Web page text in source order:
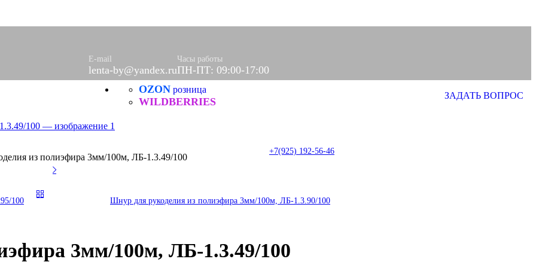
E-mail
lenta-by@yandex.ru
Часы работы
ПН-ПТ: 09:00-17:00
+7(925) 192-56-46
OZON розница
WILDBERRIES
ЗАДАТЬ ВОПРОС
из полиэфира 3мм/100м, ЛБ-1.3.49/100
100 Шнур для рукоделия из полиэфира 3мм/100м, ЛБ-1.3.90/100
3мм/100м, ЛБ-1.3.49/100